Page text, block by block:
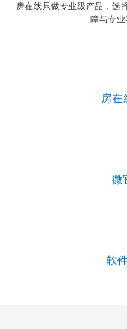
房在线只做专业级产品，选
障与专业
房在
微
软